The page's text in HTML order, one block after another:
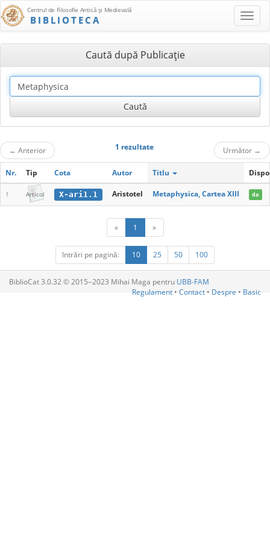
Centrul de Filosofie Antică şi Medievală
BIBLIOTECA
Caută după Publicaţie
← Anterior 1 rezultate Următor →
Nr. Tip Cota Autor Titlu
1 Articol X-ari1.1 Aristotel Metaphysica, Cartea XIII da
« 1 »
Intrări pe pagină: 10 25 50 100
BiblioCat 3.0.32 © 2015‒2023 Mihai Maga pentru UBB-FAM
Regulament • Contact • Despre • Basic